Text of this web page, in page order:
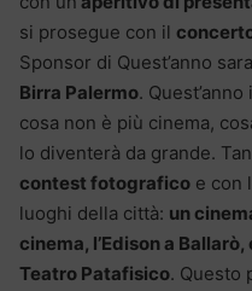
si prosegue con il
Sponsor di Quest’anno
Birra Palermo.
cosa non è più cinema,
lo diventerà da grande.
contest fotografico e con
luoghi della città: un
cinema, l’Edison a
Teatro Patafisico. Questo